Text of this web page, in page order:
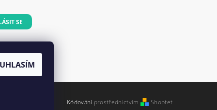
Kódování prostřednictvím Shoptet